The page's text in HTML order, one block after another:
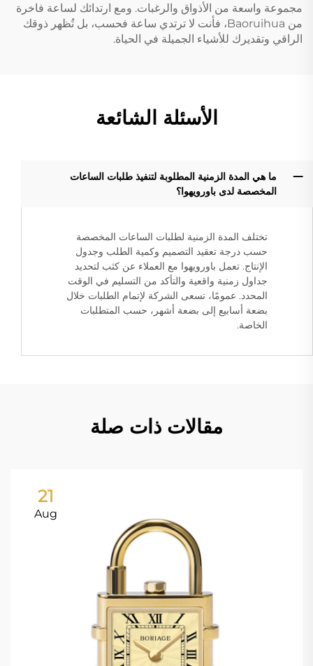
مجموعة واسعة من الأذواق والرغبات. ومع ارتدائك لساعة فاخرة
من Baoruihua، فأنت لا ترتدي ساعة فحسب، بل تُظهر ذوقك
الراقي وتقديرك للأشياء الجميلة في الحياة.
الأسئلة الشائعة
ما هي المدة الزمنية المطلوبة لتنفيذ طلبات الساعات
المخصصة لدى باورويهوا؟
تختلف المدة الزمنية لطلبات الساعات المخصصة
حسب درجة تعقيد التصميم وكمية الطلب وجدول
الإنتاج. تعمل باورويهوا مع العملاء عن كثب لتحديد
جداول زمنية واقعية والتأكد من التسليم في الوقت
المحدد. عمومًا، تسعى الشركة لإتمام الطلبات خلال
بضعة أسابيع إلى بضعة أشهر، حسب المتطلبات
الخاصة.
مقالات ذات صلة
21
Aug